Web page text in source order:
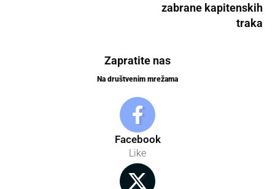
zabrane kapitenskih
traka
Zapratite nas
Na društvenim mrežama
Facebook
Like